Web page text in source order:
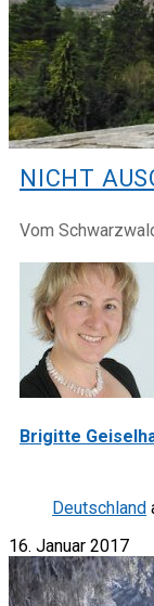
NICHT
Vom
Brigitte
Deutschland
16. Januar 2017